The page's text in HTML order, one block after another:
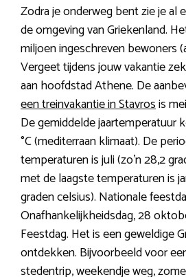
Zodra je onderweg bent zie je al
de omgeving van Griekenland.
miljoen ingeschreven bewoners
Vergeet tijdens jouw vakantie
aan hoofdstad Athene. De
een treinvakantie in Stavrosis
De gemiddelde jaartemperatuur
°C (mediterraan klimaat). De
temperaturen is juli (zo’n 28,2
met de laagste temperaturen is
graden celsius). Nationale
Onafhankelijkheidsdag, 28
Feestdag. Het is een geweldige
ontdekken. Bijvoorbeeld voor
stedentrip, weekendje weg,